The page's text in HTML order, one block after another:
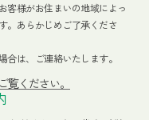
客様がお住まいの地域によっ
。あらかじめご了承くださ
は、ご連絡いたします。
ください。